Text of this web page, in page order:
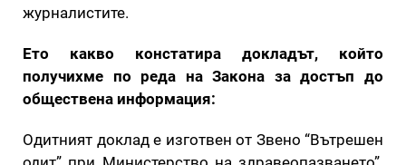
журналистите.
Ето какво констатира докладът, който
получихме по реда на Закона за достъп до
обществена информация:
Одитният доклад е изготвен от Звено “Вътрешен